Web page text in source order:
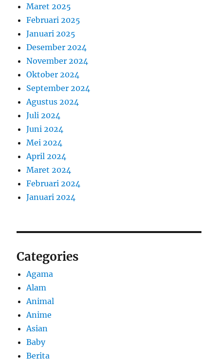
Maret 2025
Februari 2025
Januari 2025
Desember 2024
November 2024
Oktober 2024
September 2024
Agustus 2024
Juli 2024
Juni 2024
Mei 2024
April 2024
Maret 2024
Februari 2024
Januari 2024
Categories
Agama
Alam
Animal
Anime
Asian
Baby
Berita